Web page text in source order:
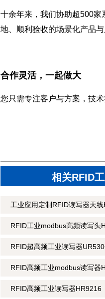
十余年来，我们协助超500家
地、顺利验收的场景化产品与
合作灵活，一起做大
您只需专注客户与方案，技
相关RFID
工业应用定制RFID读写器天
RFID工业modbus高频读写头
RFID超高频工业读写器
RFID高频工业modbus读写器
RFID高频工业读写器HR9216